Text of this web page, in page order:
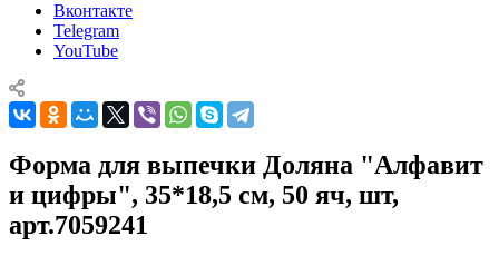
Вконтакте
Telegram
YouTube
Форма для выпечки Доляна "Алфавит
и цифры", 35*18,5 см, 50 яч, шт,
арт.7059241